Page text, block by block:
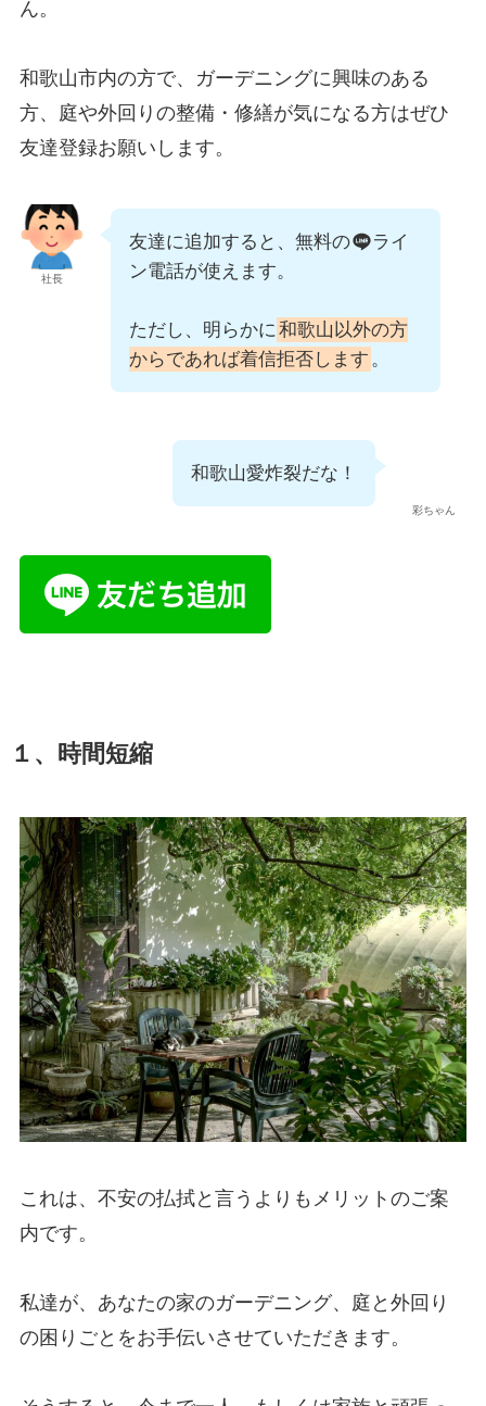
ん。
和歌山市内の方で、ガーデニングに興味のある
方、庭や外回りの整備・修繕が気になる方はぜひ
友達登録お願いします。
社長
友達に追加すると、無料の
ライ
ン電話が使えます。
ただし、明らかに和歌山以外の方
からであれば着信拒否します 。
彩ちゃん
和歌山愛炸裂だな！
１、時間短縮
これは、不安の払拭と言うよりもメリットのご案
内です。
私達が、あなたの家のガーデニング、庭と外回り
の困りごとをお手伝いさせていただきます。